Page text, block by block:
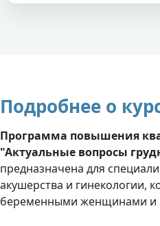
Подробнее о
Программа повышения
"Актуальные вопросы
предназначена для
акушерства и гинекологии,
беременными женщинами